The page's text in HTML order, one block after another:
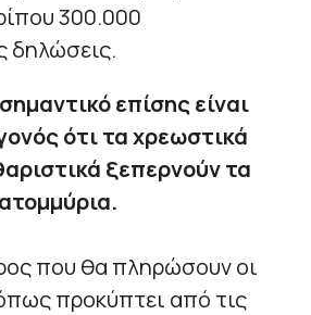
300.000
δηλώσεις.
επίσης είναι
ότι τα χρεωστικά
ξεπερνούν τα
που θα πληρώσουν οι
προκύπτει από τις